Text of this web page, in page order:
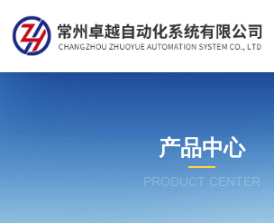
产品中心
PRODUCT CENTER